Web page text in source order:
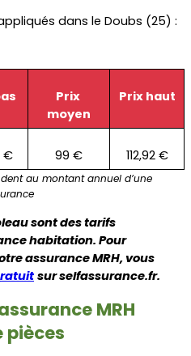
dans le Doubs (25) :
Prix
moyen
Prix haut
€ 99 € 112,92 €
au montant annuel d’une
sont des tarifs
habitation. Pour
assurance MRH, vous
sur selfassurance.fr.
MRH
pièces